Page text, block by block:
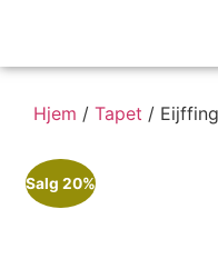
Hjem / Tapet /
Salg 20%